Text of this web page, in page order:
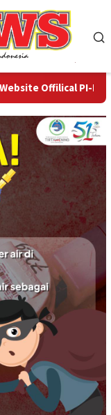
Offilical PI-News